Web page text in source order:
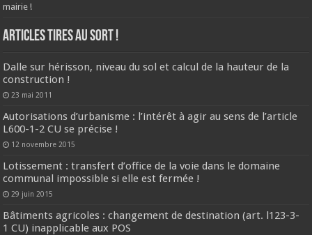
mairie !
ARTICLES TIRES AU SORT !
Dalle sur hérisson, niveau du sol et calcul de la hauteur de la
construction !
23 mai 2011
Autorisations d’urbanisme : l’intérêt à agir au sens de l’article
L600-1-2 CU se précise !
12 novembre 2015
Lotissement : transfert d’office de la voie dans le domaine
communal impossible si elle est fermée !
29 juin 2015
Bâtiments agricoles : changement de destination (art. l123-3-
1 CU) inapplicable aux POS